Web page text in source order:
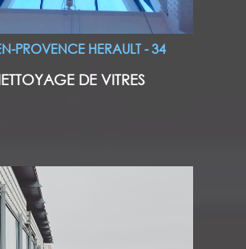
PROVENCE HERAULT - 34
DE VITRES